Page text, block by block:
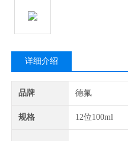
详细介绍
品牌 德氟
规格 12位100ml